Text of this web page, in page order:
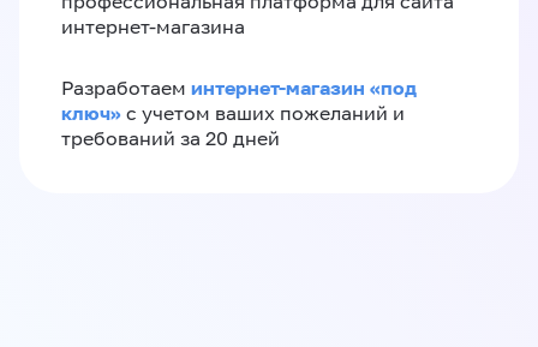
интернет-магазина
Разработаем интернет-магазин «‎под
ключ»‎ с учетом ваших пожеланий и
требований за 20 дней